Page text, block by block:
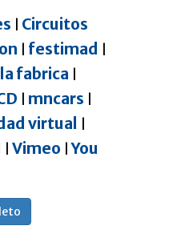
Circuitos
festimad
la fabrica
mncars
virtual
Vimeo |You